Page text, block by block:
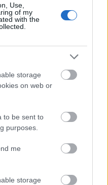
Use,
of my
with the
storage
on web or
to be sent to
purposes.
me
storage
avstängningen delvis
endast för
IOK:s krav på
nytt hopp om att
våra bob- och
skapa ett
idrottare från
kanal.